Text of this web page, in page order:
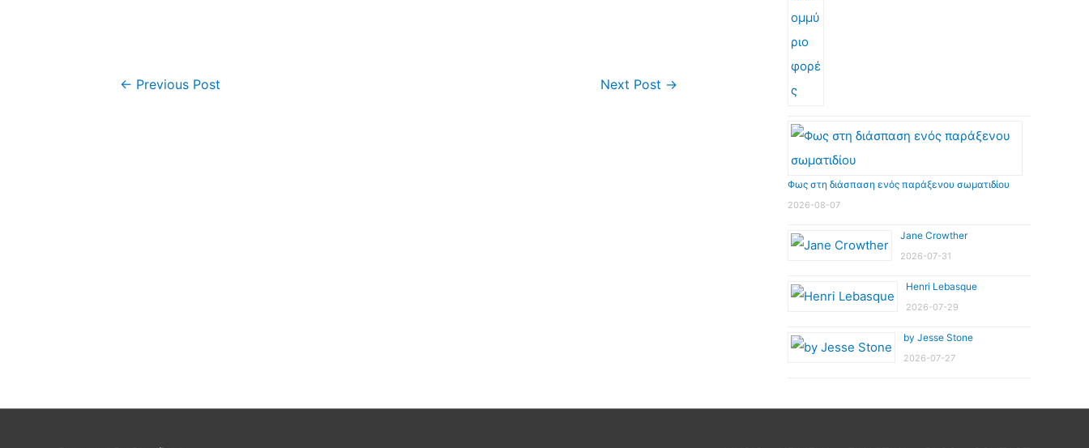
← Previous Post Next Post →
Φως στη διάσπαση ενός παράξενου σωματιδίου
2026-08-07
Jane Crowther
2026-07-31
Henri Lebasque
2026-07-29
by Jesse Stone
2026-07-27